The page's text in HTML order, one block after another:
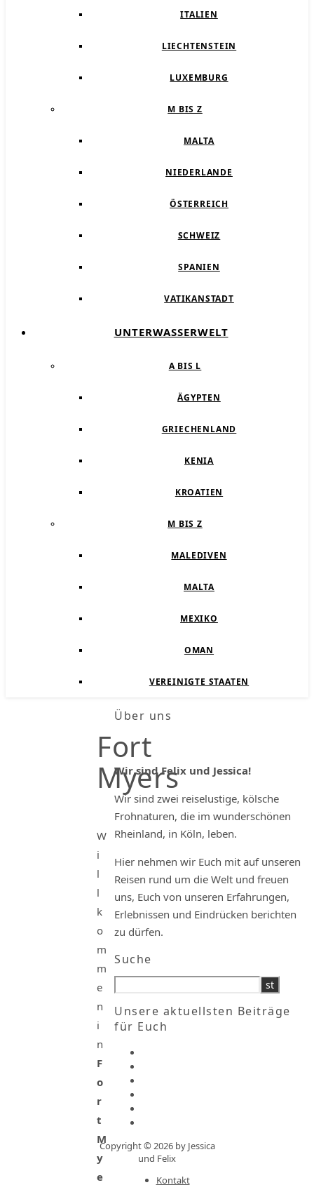
ITALIEN
LIECHTENSTEIN
LUXEMBURG
M BIS Z
MALTA
NIEDERLANDE
ÖSTERREICH
SCHWEIZ
SPANIEN
VATIKANSTADT
UNTERWASSERWELT
A BIS L
ÄGYPTEN
GRIECHENLAND
KENIA
KROATIEN
M BIS Z
MALEDIVEN
MALTA
MEXIKO
OMAN
VEREINIGTE STAATEN
Fort
Myers
W
i
l
l
k
o
m
m
e
n
i
n
F
o
r
t
M
y
e
Über uns
Wir sind Felix und Jessica!
Wir sind zwei reiselustige, kölsche
Frohnaturen, die im wunderschönen
Rheinland, in Köln, leben.
Hier nehmen wir Euch mit auf unseren
Reisen rund um die Welt und freuen
uns, Euch von unseren Erfahrungen,
Erlebnissen und Eindrücken berichten
zu dürfen.
Suche
Unsere aktuellsten Beiträge
für Euch
Copyright © 2026 by Jessica
und Felix
Kontakt